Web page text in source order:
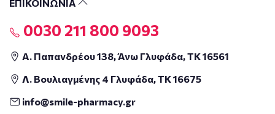
ΕΠΙΚΟΙΝΩΝΙΑ
0030 211 800 9093
Α. Παπανδρέου 138, Άνω Γλυφάδα, ΤΚ 16561
Λ. Βουλιαγμένης 4 Γλυφάδα, ΤΚ 16675
info@smile-pharmacy.gr